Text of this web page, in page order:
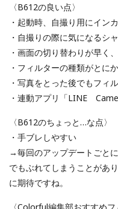
〈B612の良い点〉
・起動時、自撮り用にイン
・自撮りの際に気になるシ
・画面の切り替わりが早く
・フィルターの種類がとに
・写真をとった後でもフィ
・連動アプリ「LINE
〈B612のちょっと…な点〉
・手ブレしやすい
→毎回のアップデートごと
でもぶれてしまうことがあ
に期待ですね。
〈Colorful編集部おすすめフ